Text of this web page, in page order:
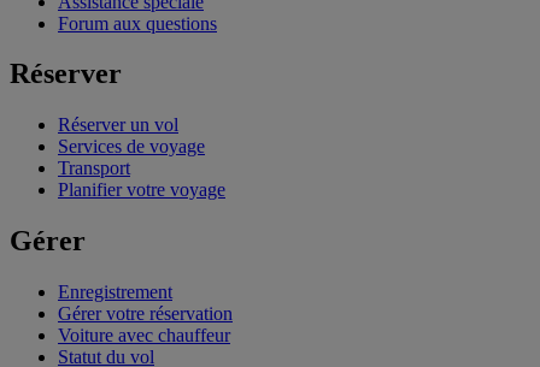
Forum aux questions
Réserver
Réserver un vol
Services de voyage
Transport
Planifier votre voyage
Gérer
Enregistrement
Gérer votre réservation
Voiture avec chauffeur
Statut du vol